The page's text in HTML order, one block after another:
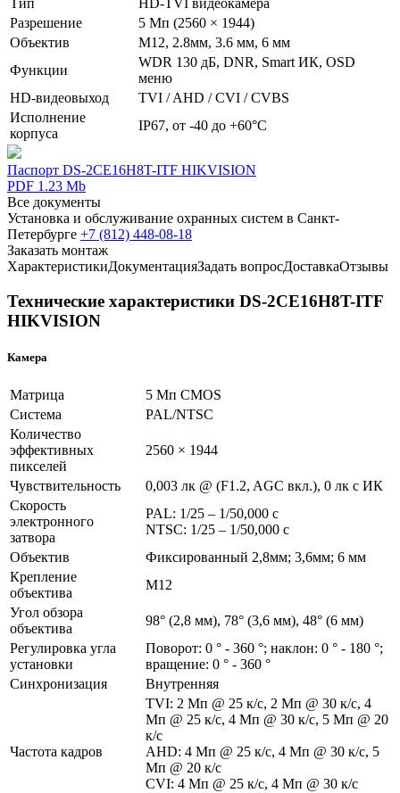
Разрешение
5 Мп (2560 × 1944)
Объектив
М12, 2.8мм, 3.6 мм, 6 мм
Функции
WDR 130 дБ, DNR, Smart ИК, OSD
меню
HD-видеовыход
TVI / AHD / CVI / CVBS
Исполнение
корпуса
IP67, от -40 до +60°C
Паспорт DS-2CE16H8T-ITF HIKVISION
PDF 1.23 Mb
Все документы
Установка и обслуживание охранных систем в Санкт-
Петербурге +7 (812) 448-08-18
Заказать монтаж
ХарактеристикиДокументацияЗадать вопросДоставкаОтзывы
Технические характеристики DS-2CE16H8T-ITF
HIKVISION
Камера
Матрица
5 Мп CMOS
Система
PAL/NTSC
Количество
эффективных
пикселей
2560 × 1944
Чувствительность
0,003 лк @ (F1.2, AGC вкл.), 0 лк с ИК
Скорость
электронного
затвора
PAL: 1/25 – 1/50,000 с
NTSC: 1/25 – 1/50,000 с
Объектив
Фиксированный 2,8мм; 3,6мм; 6 мм
Крепление
объектива
М12
Угол обзора
объектива
98° (2,8 мм), 78° (3,6 мм), 48° (6 мм)
Регулировка угла
установки
Поворот: 0 ° - 360 °; наклон: 0 ° - 180 °;
вращение: 0 ° - 360 °
Синхронизация
Внутренняя
Частота кадров
TVI: 2 Мп @ 25 к/с, 2 Мп @ 30 к/с, 4
Мп @ 25 к/с, 4 Мп @ 30 к/с, 5 Мп @ 20
к/с
AHD: 4 Мп @ 25 к/с, 4 Мп @ 30 к/с, 5
Мп @ 20 к/с
CVI: 4 Мп @ 25 к/с, 4 Мп @ 30 к/с